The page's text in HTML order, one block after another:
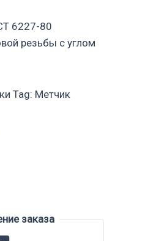
6227-80
резьбы с углом
Tag: Метчик
заказа